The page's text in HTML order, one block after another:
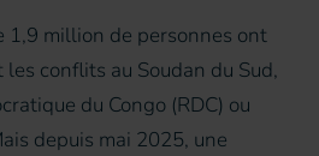
1,9 million de personnes ont
conflits au Soudan du Sud,
du Congo (RDC) ou
depuis mai 2025, une